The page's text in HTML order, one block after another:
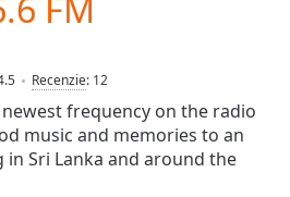
Recenzie: 12
newest frequency on the radio
music and memories to an
Sri Lanka and around the